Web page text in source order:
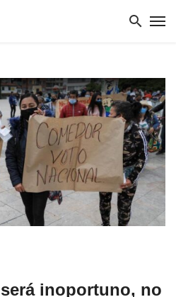
inoportuno, no